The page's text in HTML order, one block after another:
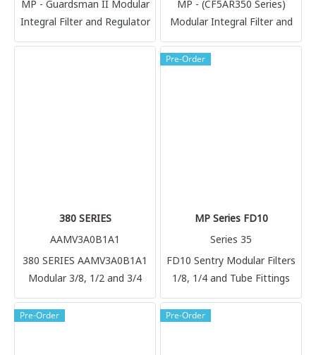
MP - Guardsman II Modular
Integral Filter and Regulator
1/4, 3/8 and 1/2 (BCFDR70)
MP - (CF5AR350 Series)
Modular Integral Filter and
Regulator 1/4, 3/8, 1/2
380 SERIES
AAMV3A0B1A1
380 SERIES AAMV3A0B1A1
Modular 3/8, 1/2 and 3/4
Pre-Order
MP Series FD10
Series 35
FD10 Sentry Modular Filters
1/8, 1/4 and Tube Fittings
Pre-Order Pre-Order